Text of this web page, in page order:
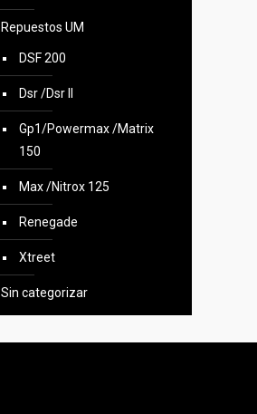
Repuestos UM
DSF 200
Dsr /Dsr II
Gp1/Powermax /Matrix
150
Max /Nitrox 125
Renegade
Xtreet
Sin categorizar